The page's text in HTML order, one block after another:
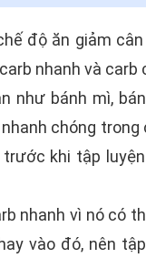
độ ăn giảm
nhanh và carb
như bánh mì,
chóng
khi tập
nhanh vì nó có
vào đó, nên